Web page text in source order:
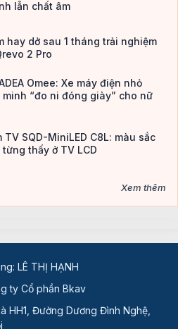
lẫn chất âm
hay dở sau 1 tháng trải nghiệm
2 Pro
Omee: Xe máy điện nhỏ
“đo ni đóng giày” cho nữ
TV SQD-MiniLED C8L: màu sắc
thấy ở TV LCD
Xem thêm
LÊ THỊ HẠNH
ty Cổ phần Bkav
HH1, Đường Dương Đình Nghệ,